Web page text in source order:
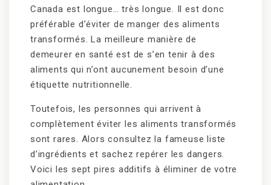
Canada est longue… très longue. Il est donc
préférable d’éviter de manger des aliments
transformés. La meilleure manière de
demeurer en santé est de s’en tenir à des
aliments qui n’ont aucunement besoin d’une
étiquette nutritionnelle.
Toutefois, les personnes qui arrivent à
complètement éviter les aliments transformés
sont rares. Alors consultez la fameuse liste
d’ingrédients et sachez repérer les dangers.
Voici les sept pires additifs à éliminer de votre